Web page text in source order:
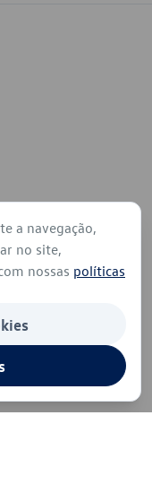
a navegação,
no site,
nossas políticas